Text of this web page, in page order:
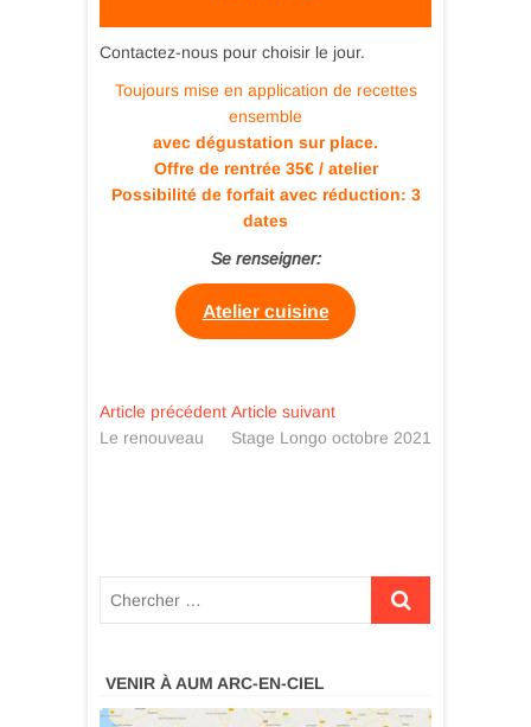
Contactez-nous pour choisir le jour.
Toujours mise en application de recettes
ensemble
avec dégustation sur place.
Offre de rentrée 35€ / atelier
Possibilité de forfait avec réduction: 3
dates
Se renseigner:
Atelier cuisine
Navigation
de
Article précédentPrevious
post:
Le renouveau
Article suivantNext
post:
Stage Longo octobre 2021
VENIR À AUM ARC-EN-CIEL